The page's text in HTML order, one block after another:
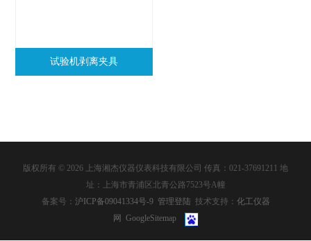
试验机剥离夹具
版权所有 © 2026 上海湘杰仪器仪表科技有限公司 传真：021-37691211 地
址：上海市青浦区北青公路7523号A幢
备案号： 沪ICP备09041334号-9 管理登陆 技术支持： 化工仪器
网 GoogleSitemap